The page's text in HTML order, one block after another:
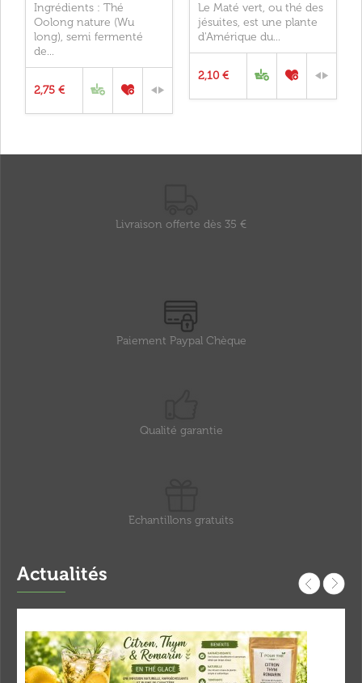
Ingrédients : Thé
Oolong nature (Wu
long), semi fermenté
de...
2,75 €
Le Maté vert, ou thé des
jésuites, est une plante
d'Amérique du...
2,10 €
Livraison offerte dès 35 €
Paiement Paypal Chèque
Qualité garantie
Echantillons gratuits
Actualités